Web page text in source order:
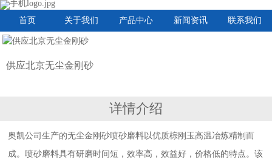
首页 关于我们 产品中心 新闻资讯 联系我们
供应北京无尘金刚砂
详情介绍
奥凯公司生产的无尘金刚砂喷砂磨料以优质棕刚玉高温冶炼精制而
成。喷砂磨料具有研磨时间短，效率高，效益好，价格低的特点。该